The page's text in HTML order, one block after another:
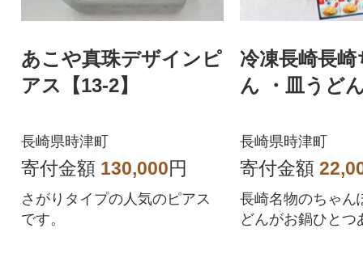
あこや真珠デザインピ
アス【13-2】
長崎県時津町
寄付金額 130,000円
さがりタイプの人気のピアス
です。
冷凍長崎長
ん ・皿うど
長崎県時津町
寄付金額
長崎名物のちゃん
どんがお鍋ひとつ